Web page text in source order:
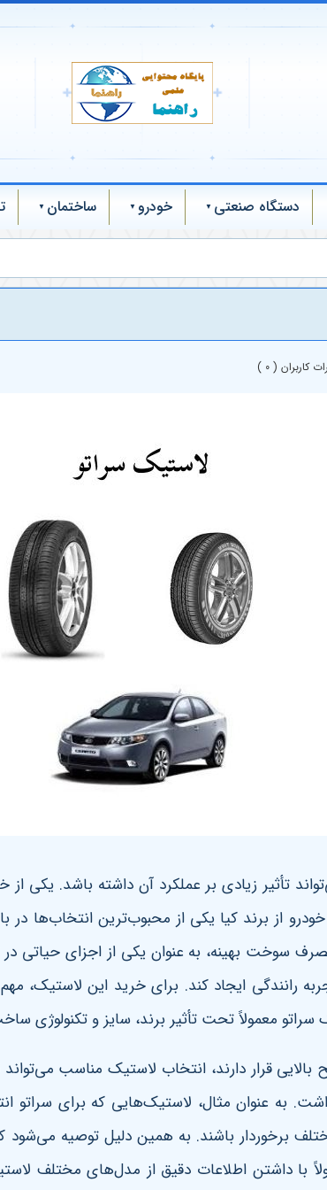
✦
✦
✚
✚
✦
✦
دستگاه صنعتی خودرو ساختمان
کاربران ( 0 )
تأثیر زیادی بر عملکرد آن داشته باشد. یکی
از برند کیا یکی از محبوب‌ترین انتخاب‌ها
سوخت بهینه، به عنوان یکی از اجزای حیاتی
رانندگی ایجاد کند. برای خرید این لاستیک،
معمولاً تحت تأثیر برند، سایز و تکنولوژی
قرار دارند، انتخاب لاستیک مناسب
به عنوان مثال، لاستیک‌هایی که برای سراتو
برخوردار باشند. به همین دلیل توصیه
با داشتن اطلاعات دقیق از مدل‌های مختلف